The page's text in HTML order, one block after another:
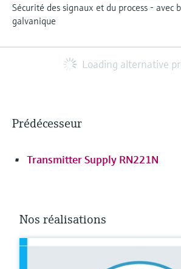
Sécurité des signaux et du process - avec
galvanique
Loading alternative
Prédécesseur
Transmitter Supply RN221N
Nos réalisations